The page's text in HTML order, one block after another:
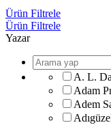
Ürün Filtrele
Ürün Filtrele
Yazar
A. L.
Adam
Adem